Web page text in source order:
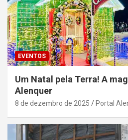
EVENTOS
Um Natal pela Terra! A
Alenquer
8 de dezembro de 2025 Portal